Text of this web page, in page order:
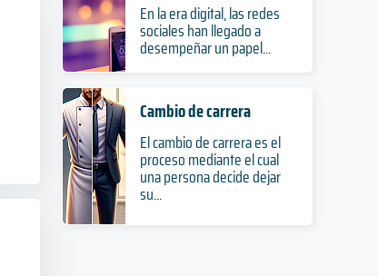
En la era digital, las redes
sociales han llegado a
desempeñar un papel...
Cambio de carrera
El cambio de carrera es el
proceso mediante el cual
una persona decide dejar
su...